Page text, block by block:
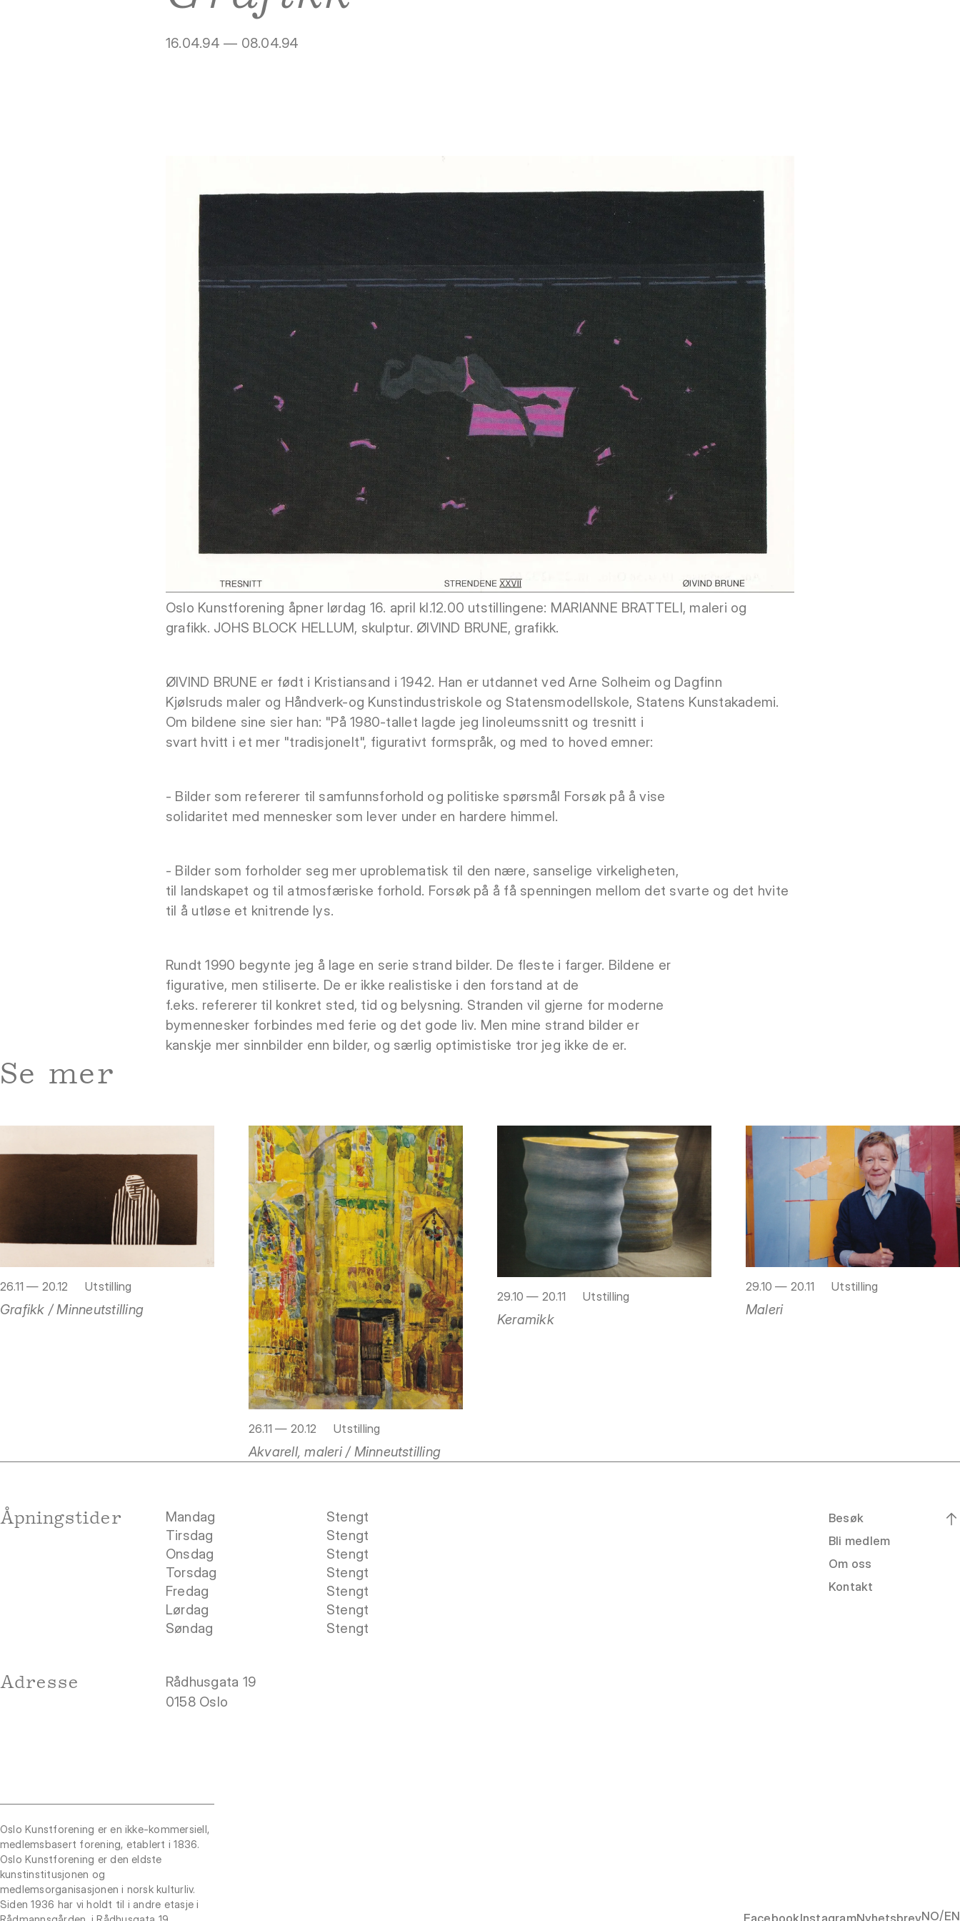
16.04.94 — 08.04.94
Oslo Kunstforening åpner lørdag 16. april kl.12.00 utstillingene: MARIANNE BRATTELI, maleri og
grafikk. JOHS BLOCK HELLUM, skulptur. ØIVIND BRUNE, grafikk.
ØIVIND BRUNE er født i Kristiansand i 1942. Han er utdannet ved Arne Solheim og Dagfinn
Kjølsruds maler og Håndverk-og Kunstindustriskole og Statensmodellskole, Statens Kunstakademi.
Om bildene sine sier han: "På 1980-tallet lagde jeg linoleumssnitt og tresnitt i
svart hvitt i et mer "tradisjonelt", figurativt formspråk, og med to hoved emner:
- Bilder som refererer til samfunnsforhold og politiske spørsmål Forsøk på å vise
solidaritet med mennesker som lever under en hardere himmel.
- Bilder som forholder seg mer uproblematisk til den nære, sanselige virkeligheten,
til landskapet og til atmosfæriske forhold. Forsøk på å få spenningen mellom det svarte og det hvite
til å utløse et knitrende lys.
Rundt 1990 begynte jeg å lage en serie strand bilder. De fleste i farger. Bildene er
figurative, men stiliserte. De er ikke realistiske i den forstand at de
f.eks. refererer til konkret sted, tid og belysning. Stranden vil gjerne for moderne
bymennesker forbindes med ferie og det gode liv. Men mine strand bilder er
kanskje mer sinnbilder enn bilder, og særlig optimistiske tror jeg ikke de er.
Se mer
26.11 — 20.12 Utstilling
Grafikk / Minneutstilling
26.11 — 20.12 Utstilling
Akvarell, maleri / Minneutstilling
29.10 — 20.11 Utstilling
Keramikk
29.10 — 20.11 Utstilling
Maleri
Åpningstider Mandag
Stengt
Tirsdag
Stengt
Onsdag
Stengt
Torsdag
Stengt
Fredag
Stengt
Lørdag
Stengt
Søndag
Stengt
Adresse
Rådhusgata 19
0158 Oslo
Besøk
Bli medlem
Om oss
Kontakt
Oslo Kunstforening er en ikke-kommersiell,
medlemsbasert forening, etablert i 1836.
Oslo Kunstforening er den eldste
kunstinstitusjonen og
medlemsorganisasjonen i norsk kulturliv.
Siden 1936 har vi holdt til i andre etasje i
NO/EN